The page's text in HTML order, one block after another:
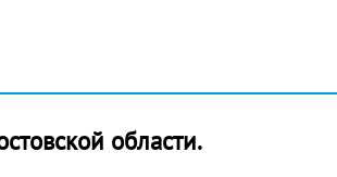
области.